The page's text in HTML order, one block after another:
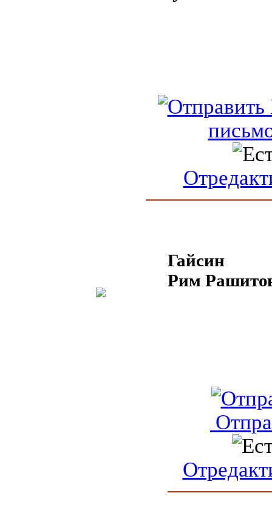
Гайсин
Рим